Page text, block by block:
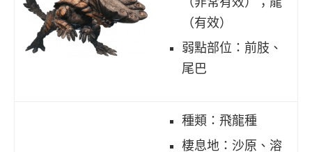
（有效）
弱點部位：前肢、
尾巴
種類：飛龍種
棲息地：沙原、溶